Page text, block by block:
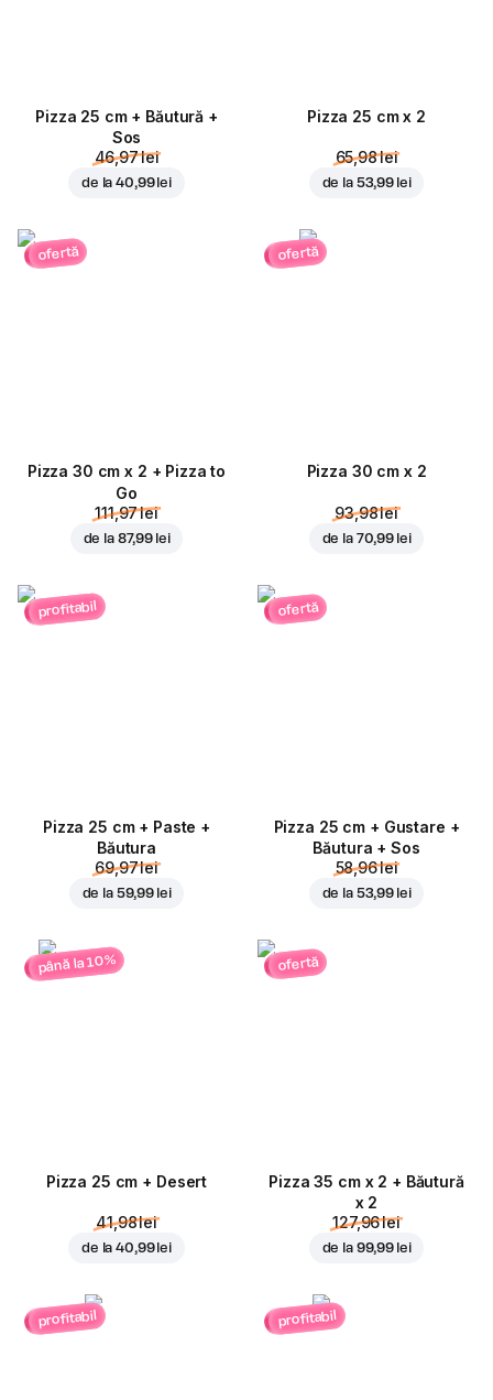
Pizza 25 cm + Băutură +
Sos
46,97 lei
de la40,99 lei
Pizza 25 cm x 2
65,98 lei
de la 53,99 lei
ofertă
Pizza 30 cm x 2 + Pizza to
Go
111,97 lei
de la 87,99 lei
ofertă
Pizza 30 cm x 2
93,98 lei
de la 70,99 lei
profitabil
Pizza 25 cm + Paste +
Băutura
69,97 lei
de la 59,99 lei
ofertă
Pizza 25 cm + Gustare +
Băutura + Sos
58,96 lei
de la 53,99 lei
până la 10%
Pizza 25 cm + Desert
41,98 lei
de la40,99 lei
ofertă
Pizza 35 cm x 2 + Băutură
x 2
127,96 lei
de la 99,99 lei
profitabil profitabil